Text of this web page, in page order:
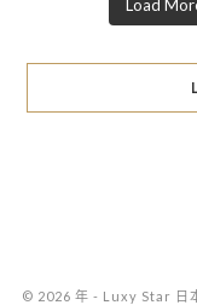
Load
© 2026 年 - Luxy Star 日